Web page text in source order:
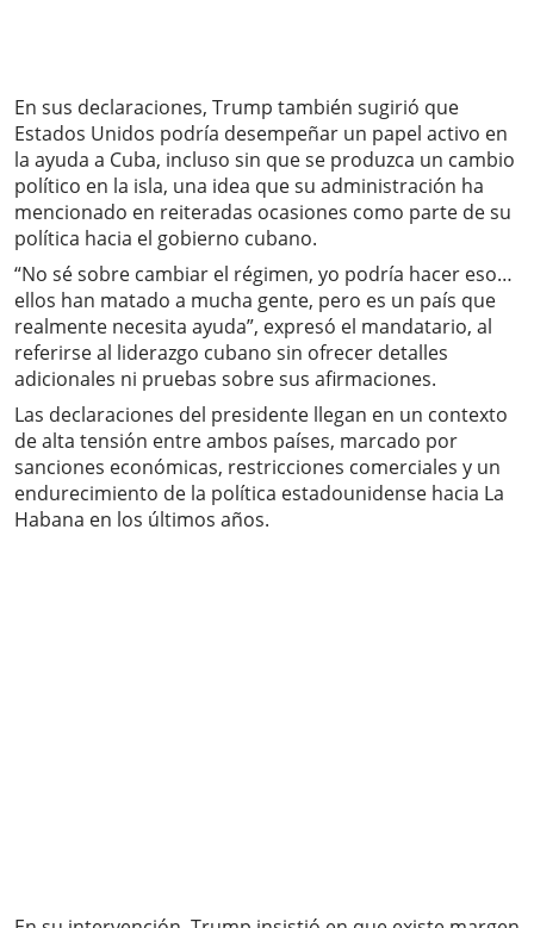
En sus declaraciones, Trump también sugirió que
Estados Unidos podría desempeñar un papel activo en
la ayuda a Cuba, incluso sin que se produzca un cambio
político en la isla, una idea que su administración ha
mencionado en reiteradas ocasiones como parte de su
política hacia el gobierno cubano.
“No sé sobre cambiar el régimen, yo podría hacer eso…
ellos han matado a mucha gente, pero es un país que
realmente necesita ayuda”, expresó el mandatario, al
referirse al liderazgo cubano sin ofrecer detalles
adicionales ni pruebas sobre sus afirmaciones.
Las declaraciones del presidente llegan en un contexto
de alta tensión entre ambos países, marcado por
sanciones económicas, restricciones comerciales y un
endurecimiento de la política estadounidense hacia La
Habana en los últimos años.